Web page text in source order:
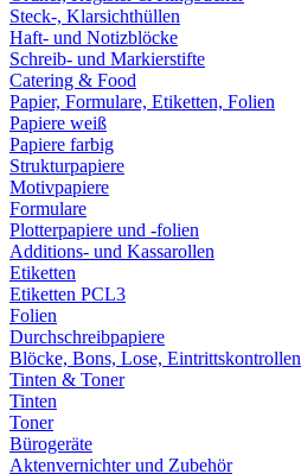
Steck-, Klarsichthüllen
Haft- und Notizblöcke
Schreib- und Markierstifte
Catering & Food
Papier, Formulare, Etiketten, Folien
Papiere weiß
Papiere farbig
Strukturpapiere
Motivpapiere
Formulare
Plotterpapiere und -folien
Additions- und Kassarollen
Etiketten
Etiketten PCL3
Folien
Durchschreibpapiere
Blöcke, Bons, Lose, Eintrittskontrollen
Tinten & Toner
Tinten
Toner
Bürogeräte
Aktenvernichter und Zubehör